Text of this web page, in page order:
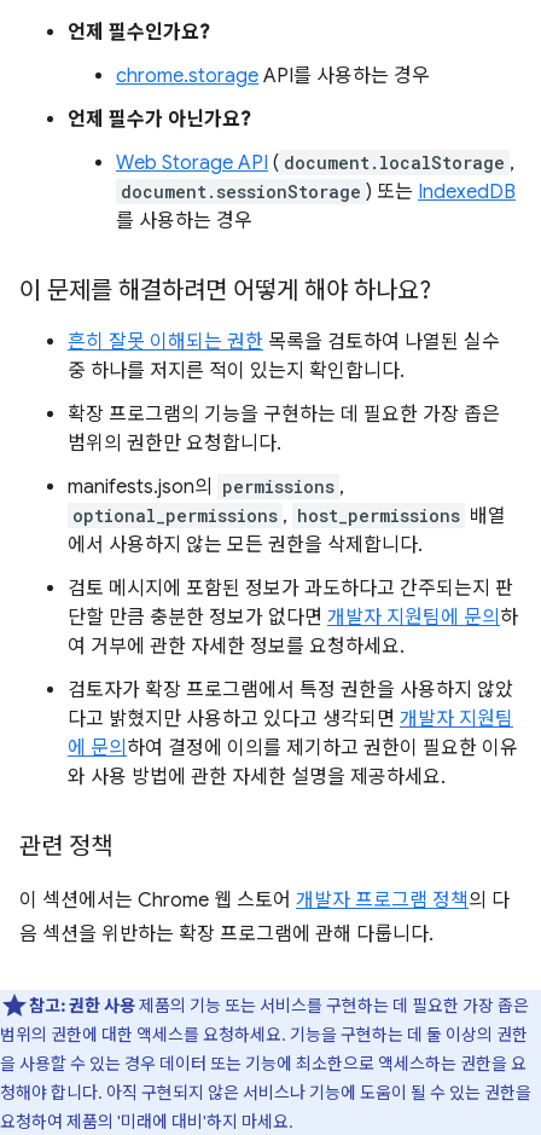
언제 필수인가요?
chrome.storage API를 사용하는 경우
언제 필수가 아닌가요?
Web Storage API ( document.localStorage ,
document.sessionStorage ) 또는 IndexedDB
를 사용하는 경우
이 문제를 해결하려면 어떻게 해야 하나요?
흔히 잘못 이해되는 권한 목록을 검토하여 나열된 실수
중 하나를 저지른 적이 있는지 확인합니다.
확장 프로그램의 기능을 구현하는 데 필요한 가장 좁은
범위의 권한만 요청합니다.
manifests.json의
permissions ,
optional_permissions , host_permissions 배열
에서 사용하지 않는 모든 권한을 삭제합니다.
검토 메시지에 포함된 정보가 과도하다고 간주되는지 판
단할 만큼 충분한 정보가 없다면 개발자 지원팀에 문의 하
여 거부에 관한 자세한 정보를 요청하세요.
검토자가 확장 프로그램에서 특정 권한을 사용하지 않았
다고 밝혔지만 사용하고 있다고 생각되면 개발자 지원팀
에 문의 하여 결정에 이의를 제기하고 권한이 필요한 이유
와 사용 방법에 관한 자세한 설명을 제공하세요.
관련 정책
이 섹션에서는 Chrome 웹 스토어 개발자 프로그램 정책의 다
음 섹션을 위반하는 확장 프로그램에 관해 다룹니다.
참고:권한 사용제품의 기능 또는 서비스를 구현하는 데 필요한 가장 좁은
범위의 권한에 대한 액세스를 요청하세요. 기능을 구현하는 데 둘 이상의 권한
을 사용할 수 있는 경우 데이터 또는 기능에 최소한으로 액세스하는 권한을 요
청해야 합니다. 아직 구현되지 않은 서비스나 기능에 도움이 될 수 있는 권한을
요청하여 제품의 '미래에 대비'하지 마세요.